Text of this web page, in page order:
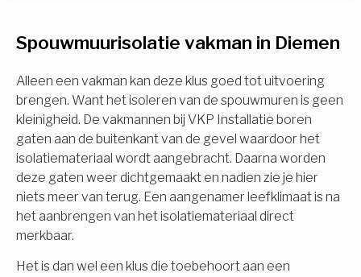
Spouwmuurisolatie vakman in Diemen
Alleen een vakman kan deze klus goed tot uitvoering
brengen. Want het isoleren van de spouwmuren is geen
kleinigheid. De vakmannen bij VKP Installatie boren
gaten aan de buitenkant van de gevel waardoor het
isolatiemateriaal wordt aangebracht. Daarna worden
deze gaten weer dichtgemaakt en nadien zie je hier
niets meer van terug. Een aangenamer leefklimaat is na
het aanbrengen van het isolatiemateriaal direct
merkbaar.
Het is dan wel een klus die toebehoort aan een